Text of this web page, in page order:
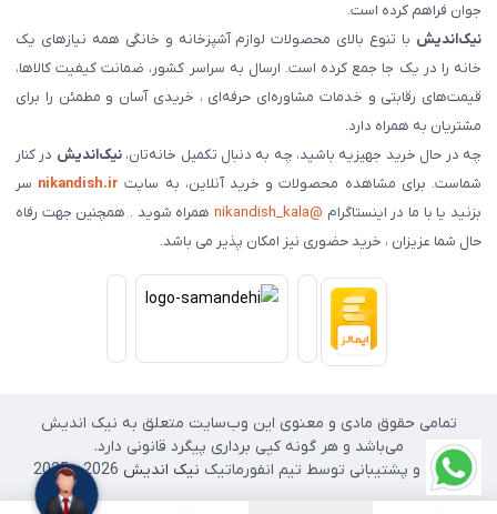
جوان فراهم کرده است.
نیک‌اندیش با تنوع بالای محصولات لوازم آشپزخانه و خانگی همه نیازهای یک
خانه را در یک جا جمع کرده است. ارسال به سراسر کشور، ضمانت کیفیت کالاها،
قیمت‌های رقابتی و خدمات مشاوره‌ای حرفه‌ای ، خریدی آسان و مطمئن را برای
مشتریان به همراه دارد.
چه در حال خرید جهیزیه باشید، چه به دنبال تکمیل خانه‌تان،نیک‌اندیش در کنار
شماست. برای مشاهده محصولات و خرید آنلاین، به سایت nikandish.ir سر
بزنید یا با ما در اینستاگرام @nikandish_kala
همراه شوید . همچنین جهت رفاه
حال شما عزیزان ، خرید حضوری نیز امکان پذیر می باشد.
تمامی حقوق مادی و معنوی این وب‌سایت متعلق به نیک اندیش
می‌باشد و هر گونه کپی برداری پیگرد قانونی دارد.
طراحی و پشتیبانی توسط تیم انفورماتیک نیک اندیش 2026 - 2025